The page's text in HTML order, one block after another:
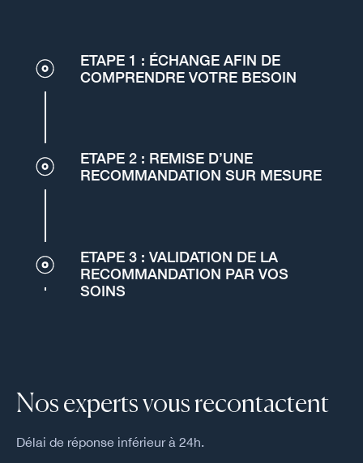
ETAPE 1 : ÉCHANGE AFIN DE
COMPRENDRE VOTRE BESOIN
ETAPE 2 : REMISE D’UNE
RECOMMANDATION SUR MESURE
ETAPE 3 : VALIDATION DE LA
RECOMMANDATION PAR VOS
SOINS
Nos experts vous recontactent
Délai de réponse inférieur à 24h.